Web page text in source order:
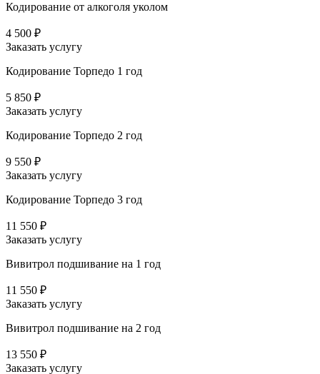
Кодирование от алкоголя уколом
4 500 ₽
Заказать услугу
Кодирование Торпедо 1 год
5 850 ₽
Заказать услугу
Кодирование Торпедо 2 год
9 550 ₽
Заказать услугу
Кодирование Торпедо 3 год
11 550 ₽
Заказать услугу
Вивитрол подшивание на 1 год
11 550 ₽
Заказать услугу
Вивитрол подшивание на 2 год
13 550 ₽
Заказать услугу